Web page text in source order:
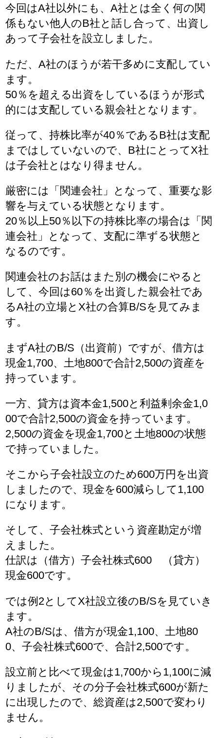
今回はA社以外にも、A社とは全く何の関
係もない他人のB社と話し合って、出資し
あって子会社を設立しました。
ただ、A社のほうが若干多めに支配してい
ます。
50％を超える出資をしているほうが形式
的には支配している親会社となります。
従って、持株比率が40％であるB社は支配
まではしていないので、B社にとってX社
は子会社とはなり得ません。
厳密には「関連会社」となって、重要な影
響を与えている状態となります。
20％以上50％以下の持株比率の場合は「関
連会社」となって、支配に準ずる状態と
なるのです。
関連会社のお話はまた別の機会にやると
して、今回は60％を出資した親会社であ
るA社の立場とX社の合算B/Sを見てみま
す。
まずA社のB/S（出資前）ですが、借方は
現金1,700、土地800で合計2,500の資産を
持っています。
一方、貸方は資本金1,500と利益剰余金1,0
00で合計2,500の資金を持っています。
2,500の資金を現金1,700と土地800の状態
で持っていました。
そこから子会社設立のため600万円を出資
しましたので、現金を600減らして1,100
になります。
そして、子会社株式という資産勘定が増
えました。
仕訳は（借方）子会社株式600 （貸方）
現金600です。
では例2としてX社設立後のB/Sを見ていき
ます。
A社のB/Sは、借方が現金1,100、土地80
0、子会社株式600で、合計2,500です。
設立前と比べて現金は1,700から1,100に減
りましたが、その分子会社株式600が新た
に出現したので、総資産は2,500で変わり
ません。